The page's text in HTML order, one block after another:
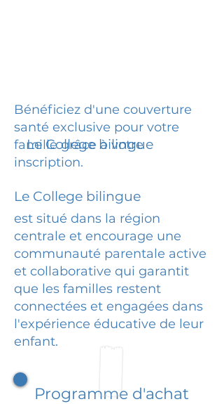
Bénéficiez d'une couverture
santé exclusive pour votre
famille grâce à votre
inscription.
Le College bilingue
Le College bilingue
est situé dans la région
centrale et encourage une
communauté parentale active
et collaborative qui garantit
que les familles restent
connectées et engagées dans
l'expérience éducative de leur
enfant.
Programme d'achat